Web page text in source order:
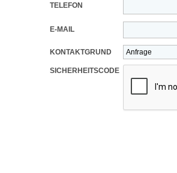
TELEFON
E-MAIL
KONTAKTGRUND
SICHERHEITSCODE